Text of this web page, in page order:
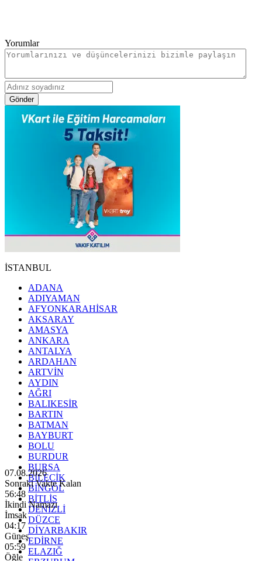
Yorumlar
Gönder
İSTANBUL
ADANA
ADIYAMAN
AFYONKARAHİSAR
AKSARAY
AMASYA
ANKARA
ANTALYA
ARDAHAN
ARTVİN
AYDIN
AĞRI
BALIKESİR
BARTIN
BATMAN
BAYBURT
BOLU
BURDUR
BURSA
BİLECİK
BİNGÖL
BİTLİS
DENİZLİ
DÜZCE
DİYARBAKIR
EDİRNE
ELAZIĞ
07.08.2026
Sonraki Vakte Kalan
56:46
İkindi Namazı
İmsak
04:17
Güneş
05:59
Öğle